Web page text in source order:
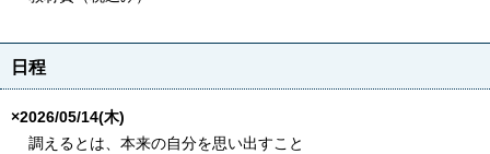
日程
×2026/05/14(木)
調えるとは、本来の自分を思い出すこと